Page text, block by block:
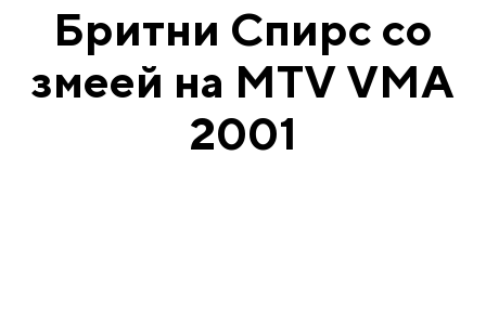
Бритни Спирс со
змеей на MTV VMA
2001